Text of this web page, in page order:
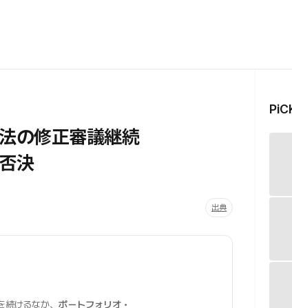
の修正審議継続
決
出典
続けるなか、ポートフォリオ・